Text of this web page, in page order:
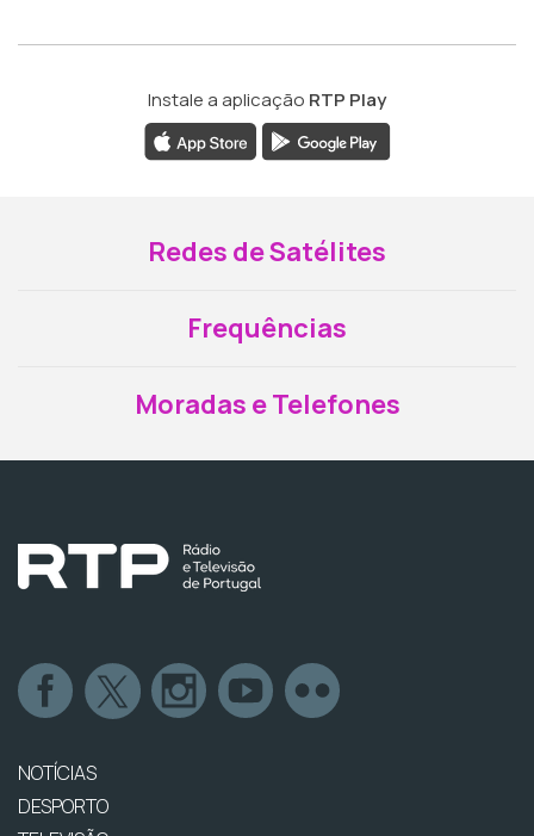
Instale a aplicação RTP Play
Redes de Satélites
Frequências
Moradas e Telefones
NOTÍCIAS
DESPORTO